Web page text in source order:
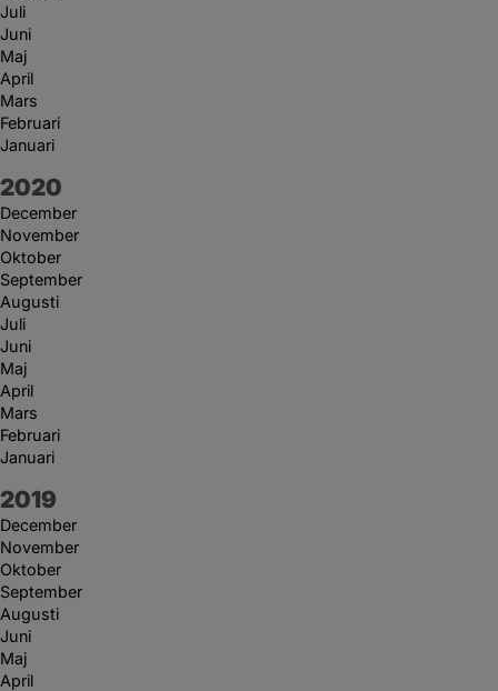
Juli
Juni
Maj
April
Mars
Februari
Januari
År:
2020
December
November
Oktober
September
Augusti
Juli
Juni
Maj
April
Mars
Februari
Januari
År:
2019
December
November
Oktober
September
Augusti
Juni
Maj
April